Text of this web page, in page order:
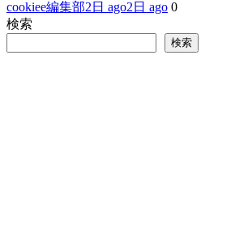
cookiee編集部2日 ago2日 ago 0
検索
検索